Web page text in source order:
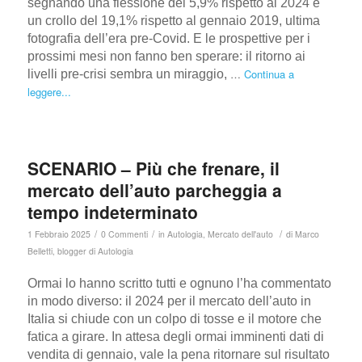
un crollo del 19,1% rispetto al gennaio 2019, ultima
fotografia dell’era pre-Covid. E le prospettive per i
prossimi mesi non fanno ben sperare: il ritorno ai
livelli pre-crisi sembra un miraggio, … Continua a
leggere...
SCENARIO – Più che frenare, il
mercato dell’auto parcheggia a
tempo indeterminato
1 Febbraio 2025 / 0 Commenti / in Autologia Mercato dell'auto / di Marco
Belletti, blogger di Autologia
Ormai lo hanno scritto tutti e ognuno l’ha commentato
in modo diverso: il 2024 per il mercato dell’auto in
Italia si chiude con un colpo di tosse e il motore che
fatica a girare. In attesa degli ormai imminenti dati di
vendita di gennaio, vale la pena ritornare sul risultato